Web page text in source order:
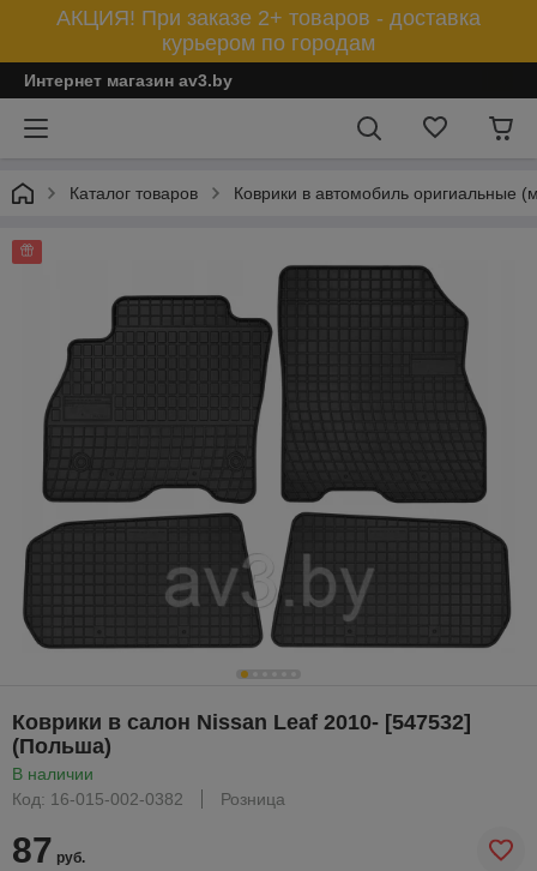
АКЦИЯ! При заказе 2+ товаров - доставка
курьером по городам
Интернет магазин av3.by
Каталог товаров Коврики в автомобиль оригиальные
Коврики в салон Nissan Leaf 2010- [547532]
(Польша)
В наличии
Код: 16-015-002-0382
Розница
87 руб.